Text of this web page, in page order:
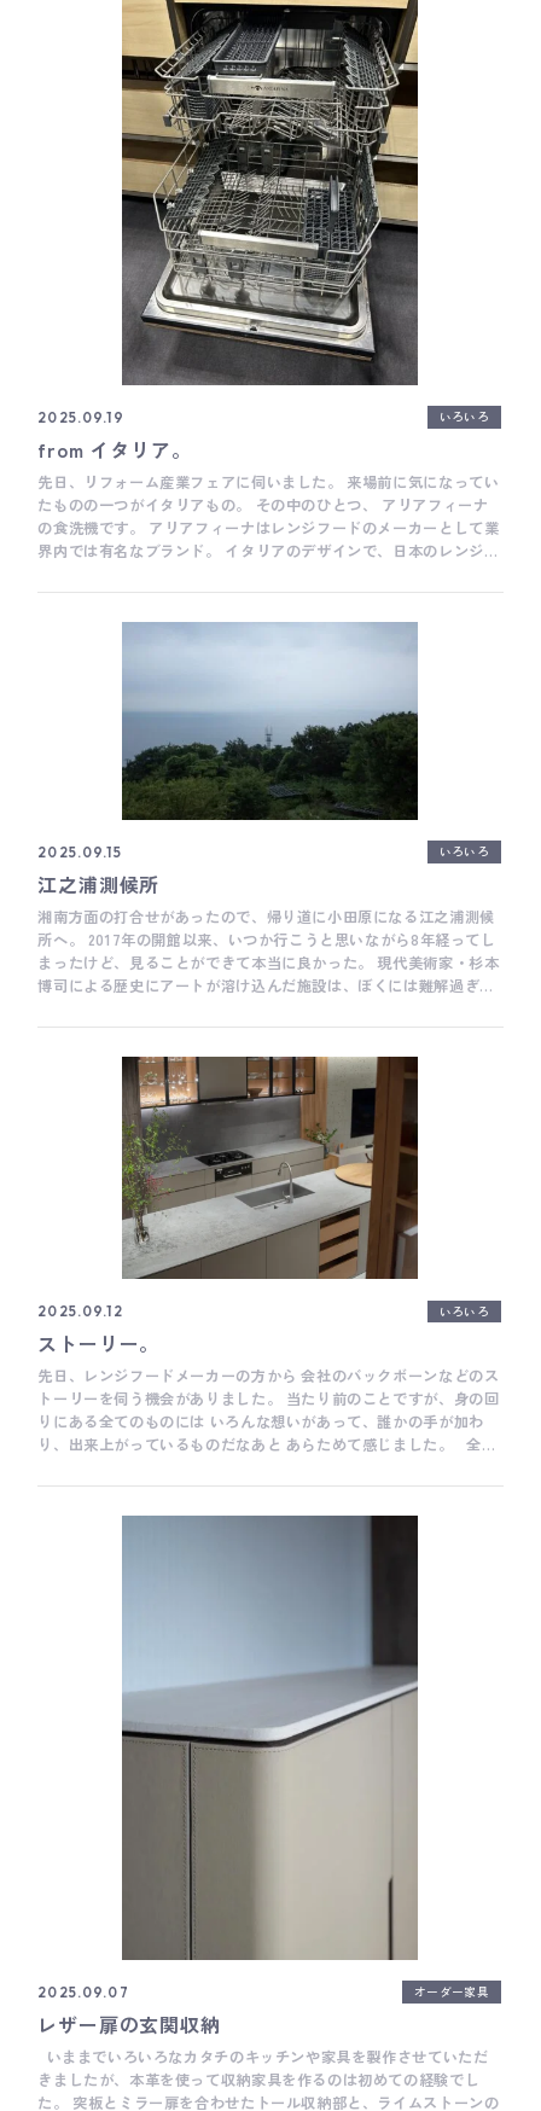
ランスな雰囲気になってしまいます。 ソファや椅子のような生地貼
り製品は図面だけで意図するイメージを伝えるのがとても難しく、
つくり手の感覚に委ねられる部分が大きいので、座り心地も含めて
いつもイメージ通りに仕上げていただけることに本当に感謝です。
廣田 ___ Basisは、木工家具職人による細やかな手仕事を大切にし
たオーダーキッチンメーカーです。 キッチン全体の雰囲気だけでは
なく、家具のように細かい部分までとことんこだわって作ることが
とても得意です。 オーダーキッチンをご検討の際は、ぜひお気軽に
ご相談ください。 Basisのキッチンづくりについて Basisの製作事
例について Basisのショールームについて
2025.09.19 いろいろ
from イタリア。
先日、リフォーム産業フェアに伺いました。 来場前に気になってい
たものの一つがイタリアもの。 その中のひとつ、 アリアフィーナ
の食洗機です。 アリアフィーナはレンジフードのメーカーとして業
界内では有名なブランド。 イタリアのデザインで、日本のレンジフ
社）から技術を受け継いで、今では国産でつくられています。 デザ
インだけでなく、メンテナンス体制でも安心で、頻繁にご提案させ
ていただくブランドです。 そのアリアフィーナから少し前に食洗機
ご案内では 他社メーカーとの違いは特許技術により水滴の乾燥痕が
のこらない、水滴がとにかく残らないということ。 海外の食洗機は
エコな余熱乾燥なので、どうしても水滴が残りやすかったりします
が、 乾燥具合に自信があるようです。 価格は決してリーズナブル
ではありませんが、ワイングラスやガラス食器を多用される方には
うってつけの機種かもしれません。 そして、キッチンのカウンター
高さが低いと海外製の食洗機は設置ができないのですが、 この食洗
機は日本のキッチンにも収まりやすいサイズで786mm〜831mmまで
調整が可能だそう。 調整板を使えば、867mmまで延長も可能で
す。 そのほか、扉の左上側にLEDが内蔵してあり、仕上がり状況に
合わせて、点灯の色が変わるそう。 あまり主張せず、少し光るデザ
インです。 海外メーカーの食洗機、ガゲナウやミーレ、ボッシュ、
アスコなどがありますが AEG社、エレクトロラクス社が日本から撤
と思います。 各社の違いを知ることで、お客様にあったご提案をで
きればと思います。 そのほか、イタリアのsmeg社からも続々とキ
ッチン機器の販売が日本でも始まっています。 また少しずつ、ご紹
介できればと思います。 余談でしかないですが、テレビでイタリア
のビールのCMをよく見かけるので、 それも相まってなんだかイタ
リアが熱い気がします。ビールは気軽に手に入れられそう笑 高橋
___ Basisは、木工家具職人による細やかな手仕事を大切にしたオ
ーダーキッチンメーカーです。 キッチン全体の雰囲気だけではな
く、家具のように細かい部分までとことんこだわって作ることがと
ても得意です。 オーダーキッチンをご検討の際は、ぜひお気軽にご
相談ください。 Basisのキッチンづくりについて Basisの製作事例
について Basisのショールームについて
2025.09.15 いろいろ
江之浦測候所
湘南方面の打合せがあったので、帰り道に小田原になる江之浦測候
所へ。 2017年の開館以来、いつか行こうと思いながら8年経ってし
まったけど、見ることができて本当に良かった。 現代美術家・杉本
博司による歴史にアートが溶け込んだ施設は、ぼくには難解過ぎて
できるだけ子供のようにただ感じるまま鑑賞しようと心がけてみた
けど、以外と難しいことがよくわかりました。 また、もう少し歳を
重ねてから再訪したいな。 廣田
2025.09.12 いろいろ
ストーリー。
先日、レンジフードメーカーの方から 会社のバックボーンなどのス
トーリーを伺う機会がありました。 当たり前のことですが、身の回
りにある全てのものには いろんな想いがあって、誰かの手が加わ
り、出来上がっているものだなあと あらためて感じました。 全て
し売りも決して違うと思いますが、 自分で選べるものを作る場合、
ちょっとしたストーリーや作り手の想いを知る機会があると、 より
雰囲気だけではなく、家具のように細かい部分までとことんこだわ
って作ることがとても得意です。 オーダーキッチンをご検討の際
は、ぜひお気軽にご相談ください。 Basisのキッチンづくりについ
て Basisの製作事例について Basisのショールームについて
2025.09.07 オーダー家具
レザー扉の玄関収納
いままでいろいろなカタチのキッチンや家具を製作させていただ
きましたが、本革を使って収納家具を作るのは初めての経験でし
た。 突板とミラー扉を合わせたトール収納部と、ライムストーンの